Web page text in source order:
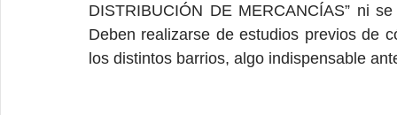
DISTRIBUCIÓN DE MERCANCÍAS” ni
Deben realizarse de estudios previos de
los distintos barrios, algo indispensable